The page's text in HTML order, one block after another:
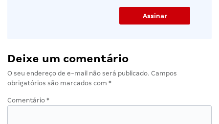
Deixe um comentário
O seu endereço de e-mail não será publicado. Campos
obrigatórios são marcados com *
Comentário *